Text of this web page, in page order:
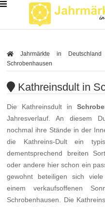
Jahrmärkte in Deutschland
Schrobenhausen
Kathreinsdult in
Die Kathreinsdult in
Jahresverlauf. An diesem
nochmal ihre Stände in der
die Kathreins-Dult ein
dementsprechend breiten
oder andere hier schon ein
gewohnt beteiligen sich
einem verkaufsoffenen
Schrobenhausen. Die